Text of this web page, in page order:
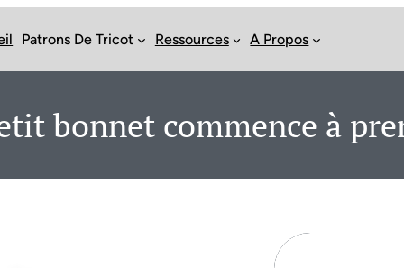
Patrons De Tricot Ressources A Propos
bonnet commence à